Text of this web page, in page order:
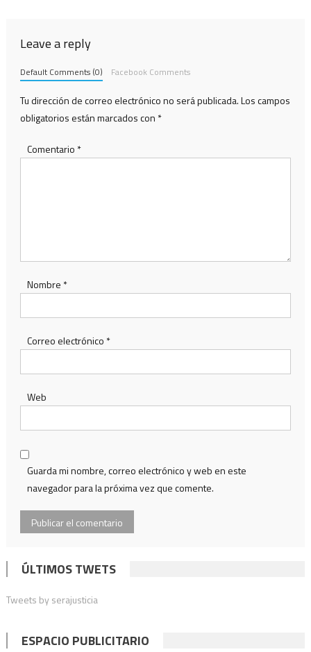
Leave a reply
Default Comments (0) Facebook Comments
Tu dirección de correo electrónico no será publicada.Los campos
obligatorios están marcados con *
Comentario *
Nombre *
Correo electrónico *
Web
Guarda mi nombre, correo electrónico y web en este
navegador para la próxima vez que comente.
ÚLTIMOS TWETS
Tweets by serajusticia
ESPACIO PUBLICITARIO